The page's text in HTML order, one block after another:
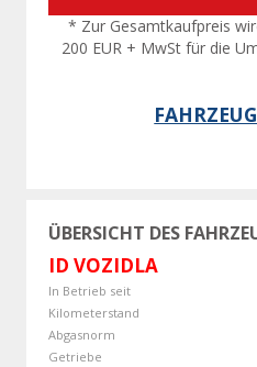
* Zur Gesamtkaufpreis
200 EUR + MwSt für die
ÜBERSICHT DES
ID VOZIDLA
In Betrieb seit
Kilometerstand
Abgasnorm
Getriebe